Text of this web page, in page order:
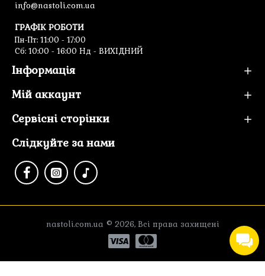
info@nastoli.com.ua
ГРАФІК РОБОТИ
Пн-Пт: 11:00 - 17:00
Cб: 10:00 - 16:00 Нд - ВИХІДНИЙ
Інформація
Мій аккаунт
Сервісні сторінки
Слідкуйте за нами
nastoli.com.ua © 2026, Всі права захищені